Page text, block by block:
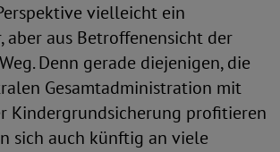
vielleicht ein
aber aus Betroffenensicht der
Denn gerade diejenigen, die
Gesamtadministration mit
Kindergrundsicherung profitieren
sich auch künftig an viele